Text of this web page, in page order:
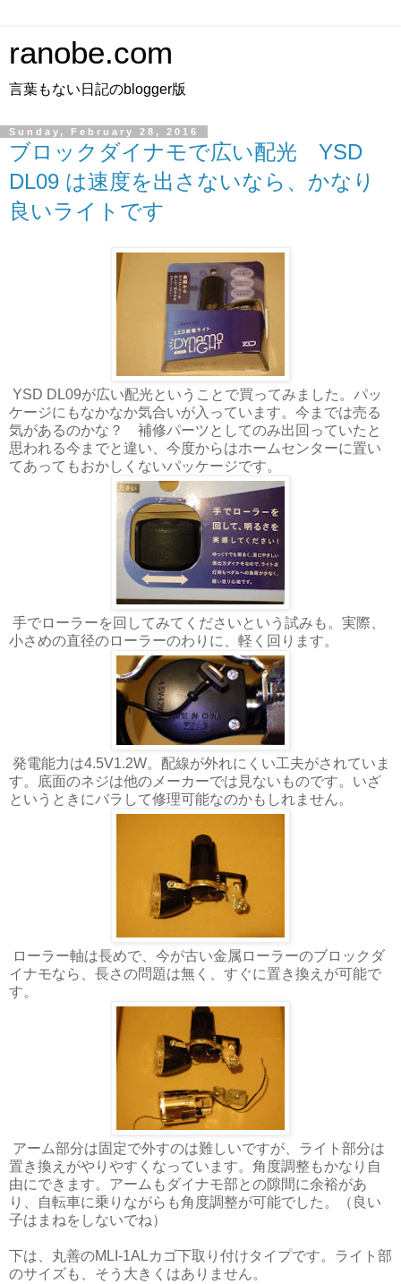
ranobe.com
言葉もない日記のblogger版
Sunday, February 28, 2016
ブロックダイナモで広い配光 YSD
DL09 は速度を出さないなら、かなり
良いライトです
YSD DL09が広い配光ということで買ってみました。パッ
ケージにもなかなか気合いが入っています。今までは売る
気があるのかな？ 補修パーツとしてのみ出回っていたと
思われる今までと違い、今度からはホームセンターに置い
てあってもおかしくないパッケージです。
手でローラーを回してみてくださいという試みも。実際、
小さめの直径のローラーのわりに、軽く回ります。
発電能力は4.5V1.2W。配線が外れにくい工夫がされていま
す。底面のネジは他のメーカーでは見ないものです。いざ
というときにバラして修理可能なのかもしれません。
ローラー軸は長めで、今が古い金属ローラーのブロックダ
イナモなら、長さの問題は無く、すぐに置き換えが可能で
す。
アーム部分は固定で外すのは難しいですが、ライト部分は
置き換えがやりやすくなっています。角度調整もかなり自
由にできます。アームもダイナモ部との隙間に余裕があ
り、自転車に乗りながらも角度調整が可能でした。（良い
子はまねをしないでね）
下は、丸善のMLI-1ALカゴ下取り付けタイプです。ライト部
のサイズも、そう大きくはありません。